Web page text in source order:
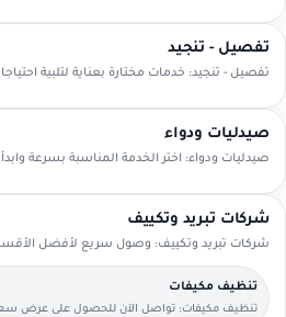
تفصيل - تنجيد
تفصيل - تنجيد: خدمات مختارة بعناية لتلبية
صيدليات ودواء
صيدليات ودواء: اختر الخدمة المناسبة بسرعة
شركات تبريد وتكييف
شركات تبريد وتكييف: وصول سريع لأفضل
تنظيف مكيفات
تنظيف مكيفات: تواصل الآن للحصول على عرض